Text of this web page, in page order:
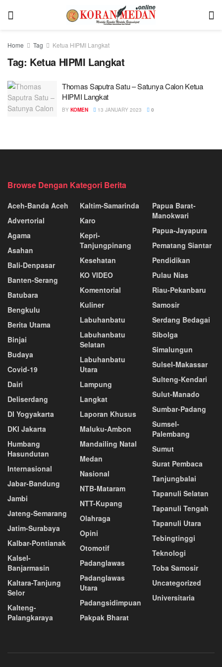
Home Tag Ketua HIPMI Langkat
Tag: Ketua HIPMI Langkat
Thomas Saputra Satu – Satunya Calon Ketua
HIPMI Langkat
BY KOMEN 13 JANUARY 2023 0
Browse Dengan Kategori Berita
Aceh-Banda Aceh
Advertorial
Agama
Asahan
Bali-Denpasar
Banten-Serang
Batubara
Bengkulu
Berita Utama
Binjai
Budaya
Covid-19
Dairi
Deliserdang
DI Yogyakarta
DKI Jakarta
Humbang
Hasundutan
Internasional
Jabar-Bandung
Jambi
Jateng-Semarang
Jatim-Surabaya
Kalbar-Pontianak
Kalsel-
Banjarmasin
Kaltara-Tanjung
Selor
Kalteng-
Palangkaraya
Kaltim-Samarinda
Karo
Kepri-
Tanjungpinang
Kesehatan
KO VIDEO
Komentorial
Kuliner
Labuhanbatu
Labuhanbatu
Selatan
Labuhanbatu
Utara
Lampung
Langkat
Laporan Khusus
Maluku-Ambon
Mandailing Natal
Medan
Nasional
NTB-Mataram
NTT-Kupang
Olahraga
Opini
Otomotif
Padanglawas
Padanglawas
Utara
Padangsidimpuan
Pakpak Bharat
Papua Barat-
Manokwari
Papua-Jayapura
Pematang Siantar
Pendidikan
Pulau Nias
Riau-Pekanbaru
Samosir
Serdang Bedagai
Sibolga
Simalungun
Sulsel-Makassar
Sulteng-Kendari
Sulut-Manado
Sumbar-Padang
Sumsel-
Palembang
Sumut
Surat Pembaca
Tanjungbalai
Tapanuli Selatan
Tapanuli Tengah
Tapanuli Utara
Tebingtinggi
Teknologi
Toba Samosir
Uncategorized
Universitaria